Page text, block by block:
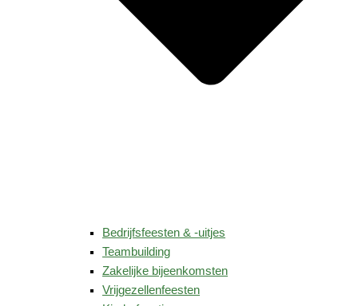
Bedrijfsfeesten & -uitjes
Teambuilding
Zakelijke bijeenkomsten
Vrijgezellenfeesten